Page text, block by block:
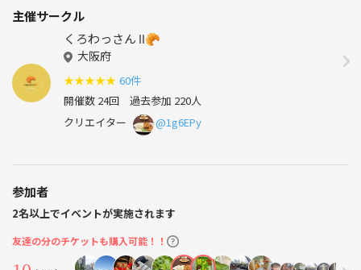
主催サークル
くろわっさん Ⅱ🥐
大阪府
★★★★★ 60件
開催数 24回 過去参加 220人
クリエイター
@1g6EPy
参加者
2名以上でイベントが実施されます
友達の分のチケットも購入可能！！